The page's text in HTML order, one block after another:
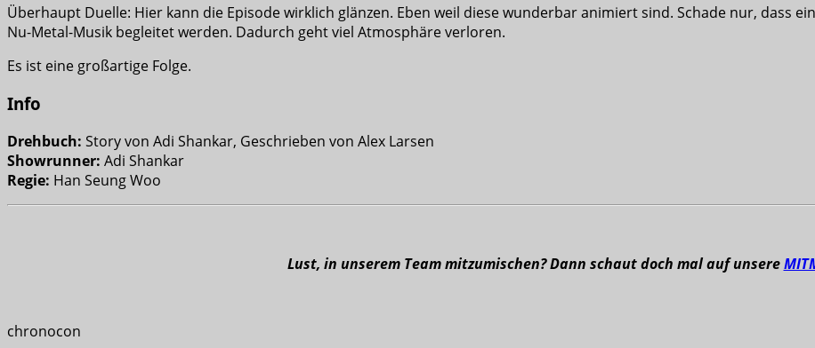
Überhaupt Duelle: Hier kann die Episode wirklich glänzen. Eben weil diese wunderbar animiert sind. Schade nur, dass
Nu-Metal-Musik begleitet werden. Dadurch geht viel Atmosphäre verloren.
Es ist eine großartige Folge.
Info
Drehbuch: Story von Adi Shankar, Geschrieben von Alex Larsen
Showrunner: Adi Shankar
Regie: Han Seung Woo
Lust, in unserem Team mitzumischen? Dann schaut doch mal auf unsere
chronocon